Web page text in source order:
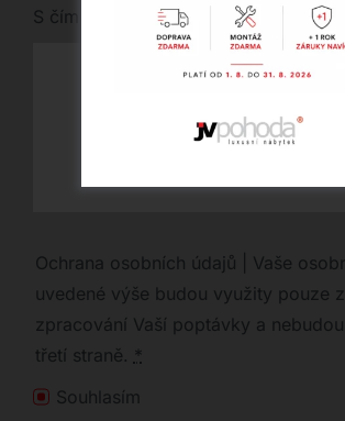
S čím vám můžeme pomoci?
Ochrana osobních údajů | Vaše
uvedené výše budou využity pouze
zpracování Vaší poptávky a
třetí straně. *
Souhlasím